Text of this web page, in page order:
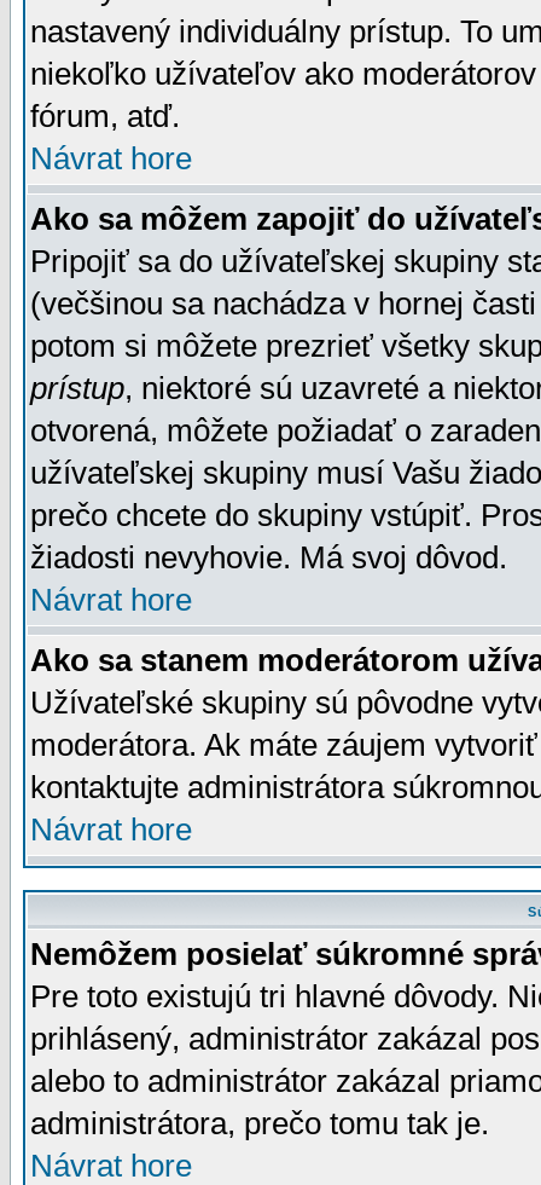
nastavený individuálny prístup. To
niekoľko užívateľov ako
fórum, atď.
Návrat hore
Ako sa môžem zapojiť do
Pripojiť sa do užívateľskej skupiny
(večšinou sa nachádza v hornej
potom si môžete prezrieť všetky
prístup, niektoré sú uzavreté a
otvorená, môžete požiadať o
užívateľskej skupiny musí Vašu
prečo chcete do skupiny vstúpiť.
žiadosti nevyhovie. Má svoj dôvod.
Návrat hore
Ako sa stanem moderátorom
Užívateľské skupiny sú pôvodne
moderátora. Ak máte záujem
kontaktujte administrátora
Návrat hore
Nemôžem posielať súkromné
Pre toto existujú tri hlavné dôvody.
prihlásený, administrátor zakázal
alebo to administrátor zakázal
administrátora, prečo tomu tak je.
Návrat hore